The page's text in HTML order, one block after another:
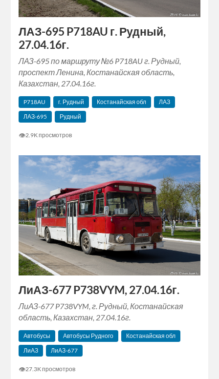
ЛАЗ-695 P718AU г. Рудный,
27.04.16г.
ЛАЗ-695 по маршруту №6 P718AU г. Рудный,
проспект Ленина, Костанайская область,
Казахстан, 27.04.16г.
P718AU г. Рудный Костанайская обл
ЛАЗ
ЛАЗ-695
Рудный
👁2.9K просмотров
ЛиАЗ-677 P738VYM, 27.04.16г.
ЛиАЗ-677 P738VYM, г. Рудный, Костанайская
область, Казахстан, 27.04.16г.
Автобусы Автобусы Рудного
Костанайская обл
ЛиАЗ
ЛиАЗ-677
👁27.3K просмотров